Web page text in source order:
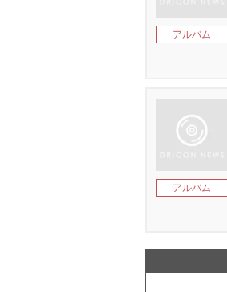
アルバム
アルバム